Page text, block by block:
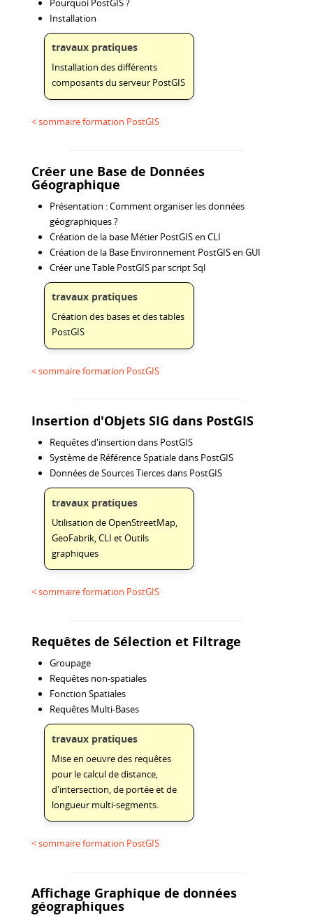
Pourquoi PostGIS ?
Installation
travaux pratiques
Installation des différents
composants du serveur PostGIS
< sommaire formation PostGIS
Créer une Base de Données
Géographique
Présentation : Comment organiser les données
géographiques ?
Création de la base Métier PostGIS en CLI
Création de la Base Environnement PostGIS en GUI
Créer une Table PostGIS par script Sql
travaux pratiques
Création des bases et des tables
PostGIS
< sommaire formation PostGIS
Insertion d'Objets SIG dans PostGIS
Requêtes d'insertion dans PostGIS
Système de Référence Spatiale dans PostGIS
Données de Sources Tierces dans PostGIS
travaux pratiques
Utilisation de OpenStreetMap,
GeoFabrik, CLI et Outils
graphiques
< sommaire formation PostGIS
Requêtes de Sélection et Filtrage
Groupage
Requêtes non-spatiales
Fonction Spatiales
Requêtes Multi-Bases
travaux pratiques
Mise en oeuvre des requêtes
pour le calcul de distance,
d'intersection, de portée et de
longueur multi-segments.
< sommaire formation PostGIS
Affichage Graphique de données
géographiques